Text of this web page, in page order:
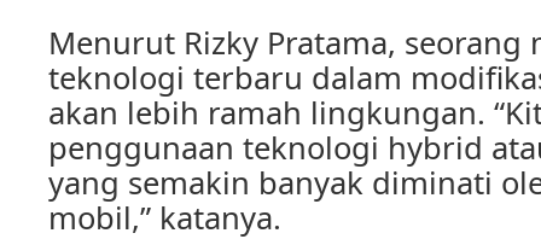
Menurut Rizky Pratama, seorang
teknologi terbaru dalam
akan lebih ramah lingkungan.
penggunaan teknologi hybrid
yang semakin banyak diminati
mobil,” katanya.